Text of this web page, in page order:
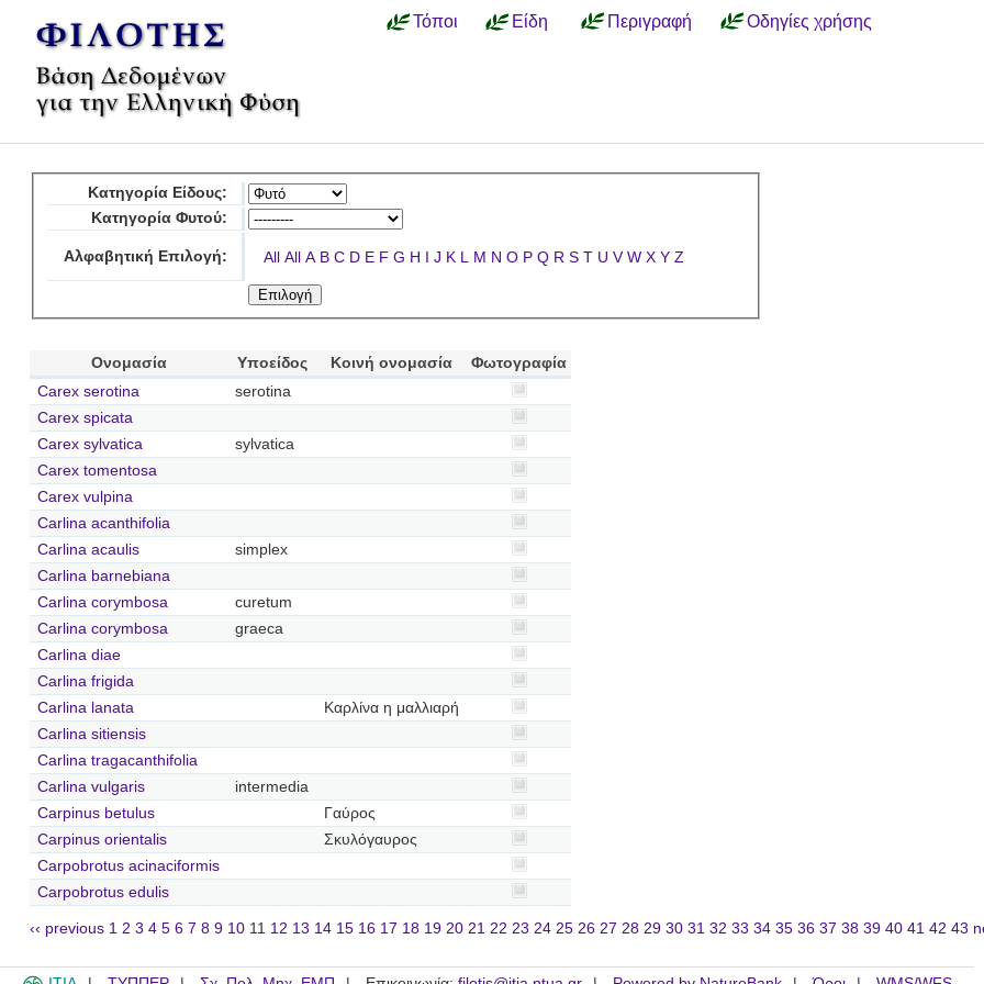
Τόποι Είδη Περιγραφή Οδηγίες χρήσης
Κατηγορία Είδους:
Κατηγορία Φυτού:
Αλφαβητική Επιλογή: All All A B C D E F G H I J K L M N O P Q R S T U V W X Y Z
Ονομασία Υποείδος Κοινή ονομασία
Φωτογραφία
Carex serotina
serotina
Carex spicata
Carex sylvatica
sylvatica
Carex tomentosa
Carex vulpina
Carlina acanthifolia
Carlina acaulis
simplex
Carlina barnebiana
Carlina corymbosa
curetum
Carlina corymbosa
graeca
Carlina diae
Carlina frigida
Carlina lanata
Καρλίνα η μαλλιαρή
Carlina sitiensis
Carlina tragacanthifolia
Carlina vulgaris
intermedia
Carpinus betulus
Γαύρος
Carpinus orientalis
Σκυλόγαυρος
Carpobrotus acinaciformis
Carpobrotus edulis
‹‹ previous 1 2 3 4 5 6 7 8 9 10 11 12 13 14 15 16 17 18 19 20 21 22 23 24 25 26 27 28 29 30 31 32 33 34 35 36 37 38 39 40 41 42 43